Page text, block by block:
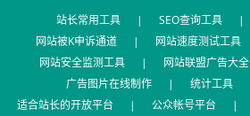
站长常用工具 | SEO查询工具 |
网站被K申诉通道
| 网站速度测试工具
网站安全监测工具
| 网站联盟广告大全
广告图片在线制作
| 统计工具
适合站长的开放平台
| 公众帐号平台 |